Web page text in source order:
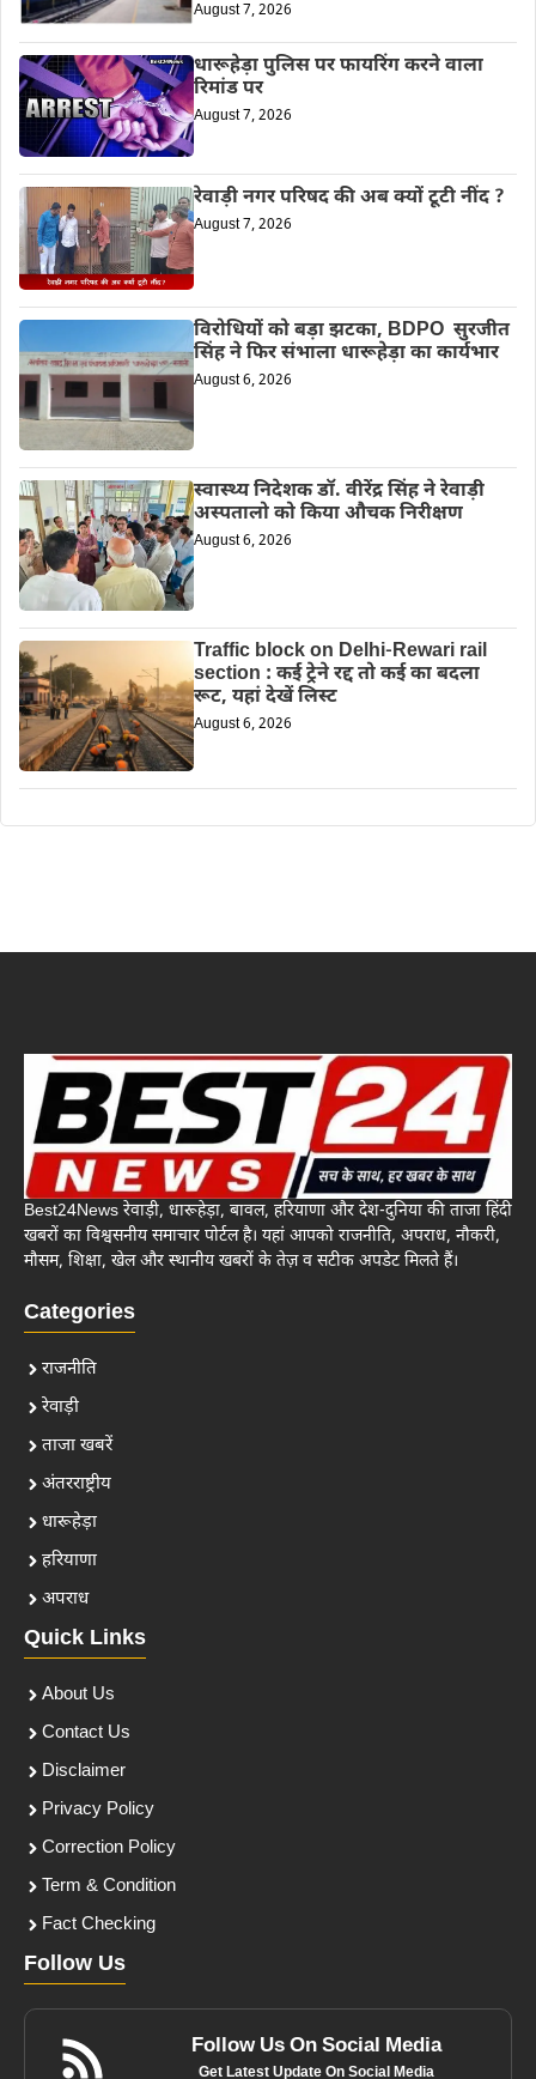
August 7, 2026
धारूहेड़ा पुलिस पर फायरिंग करने वाला
रिमांड पर
August 7, 2026
रेवाड़ी नगर परिषद की अब क्यों टूटी नींद ?
August 7, 2026
विरोधियों को बड़ा झटका, BDPO सुरजीत
सिंह ने फिर संभाला धारूहेड़ा का कार्यभार
August 6, 2026
स्वास्थ्य निदेशक डॉ. वीरेंद्र सिंह ने रेवाड़ी
अस्पतालो को किया औचक निरीक्षण
August 6, 2026
Traffic block on Delhi-Rewari rail
section : कई ट्रेने रद्द तो कई का बदला
रूट, यहां देखें लिस्ट
August 6, 2026
Best24News रेवाड़ी, धारूहेड़ा, बावल, हरियाणा और देश-दुनिया की ताजा हिंदी
खबरों का विश्वसनीय समाचार पोर्टल है। यहां आपको राजनीति, अपराध, नौकरी,
मौसम, शिक्षा, खेल और स्थानीय खबरों के तेज़ व सटीक अपडेट मिलते हैं।
Categories
राजनीति
रेवाड़ी
ताजा खबरें
अंतरराष्ट्रीय
धारूहेड़ा
हरियाणा
अपराध
Quick Links
About Us
Contact Us
Disclaimer
Privacy Policy
Correction Policy
Term & Condition
Fact Checking
Follow Us
Follow Us On Social Media
Get Latest Update On Social Media